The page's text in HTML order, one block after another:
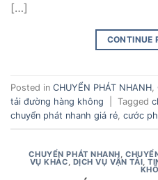
[…]
CONTINUE
Posted in CHUYỂN PHÁT NHANH
tải đường hàng không
Tagged
chuyển phát nhanh giá rẻ cước
CHUYỂN PHÁT NHANH ,
VỤ KHÁC DỊCH VỤ VẬN TẢI ,